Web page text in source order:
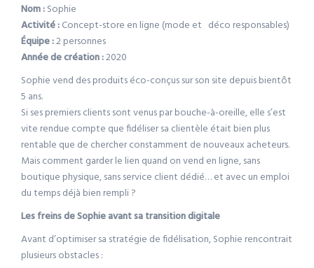
Nom :Sophie
Activité :Concept-store en ligne (mode et déco responsables)
Équipe :2 personnes
Année de création :2020
Sophie vend des produits éco-conçus sur son site depuis bientôt
5 ans.
Si ses premiers clients sont venus par bouche-à-oreille, elle s’est
vite rendue compte que fidéliser sa clientèle était bien plus
rentable que de chercher constamment de nouveaux acheteurs.
Mais comment garder le lien quand on vend en ligne, sans
boutique physique, sans service client dédié… et avec un emploi
du temps déjà bien rempli ?
Les freins de Sophie avant sa transition digitale
Avant d’optimiser sa stratégie de fidélisation, Sophie rencontrait
plusieurs obstacles :